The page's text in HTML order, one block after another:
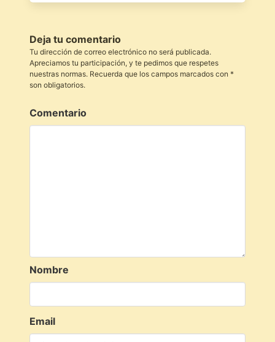
Deja tu comentario
Tu dirección de correo electrónico no será publicada.
Apreciamos tu participación, y te pedimos que respetes
nuestras normas. Recuerda que los campos marcados con *
son obligatorios.
Comentario
Nombre
Email